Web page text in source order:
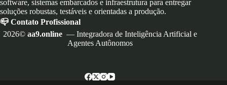
software, sistemas embarcados e infraestrutura para entregar
soluções robustas, testáveis e orientadas a produção.
📪 Contato Profissional
2026© aa9.online— Integradora de Inteligência Artificial e
Agentes Autônomos